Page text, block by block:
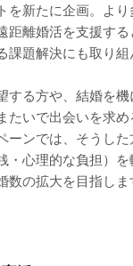
を新たに企画。より
距離婚活を支援する
課題解決にも取り組
する方や、結婚を
たいで出会いを求
ーンでは、そうし
・心理的な負担）を
数の拡大を目指しま